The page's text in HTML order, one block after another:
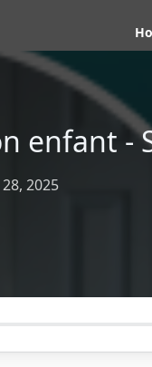
enfant -
28, 2025